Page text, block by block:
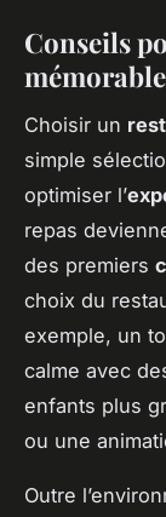
Conseils
Choisir un
simple
optimiser l’
repas
des premiers
choix du
exemple, un
calme avec
enfants plus
ou une
Outre